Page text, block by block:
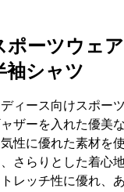
ポーツウェ
袖シャツ
ディース向けスポー
ザーを入れた優美
性に優れた素材を
、さらりとした着心
トレッチ性に優れ、